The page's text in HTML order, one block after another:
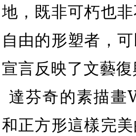
地，既非可朽也
自由的形塑者，
宣言反映了文藝
達芬奇的素描
和正方形這樣完